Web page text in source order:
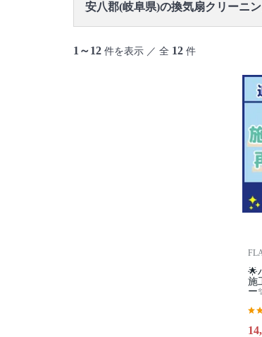
安八郡(岐阜県)の換気扇クリーニ
1～12 件を表示 ／ 全 12 件
🌟
施
ー